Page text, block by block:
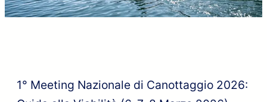
1° Meeting Nazionale di Canottaggio 2026: